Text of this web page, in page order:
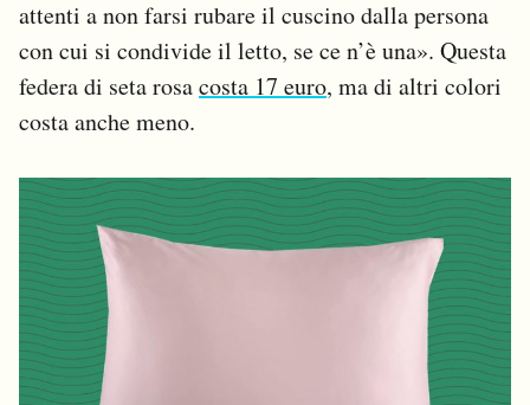
attenti a non farsi rubare il cuscino dalla persona
con cui si condivide il letto, se ce n’è una». Questa
federa di seta rosacosta 17 euro, ma di altri colori
costa anche meno.